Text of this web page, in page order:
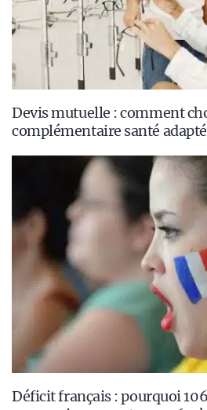
Devis mutuelle : comment
complémentaire santé
Déficit français : pourquoi